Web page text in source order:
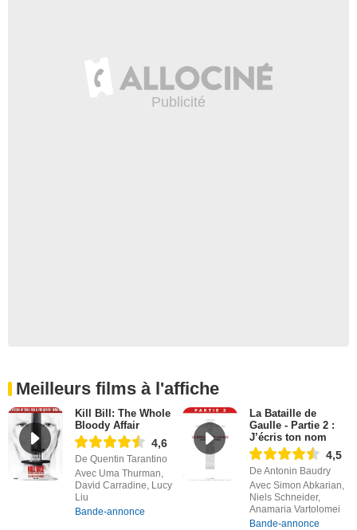
Meilleurs films à l'affiche
Kill Bill: The Whole
Bloody Affair
4,6
De Quentin Tarantino
Avec Uma Thurman,
David Carradine, Lucy
Liu
Bande-annonce
La Bataille de
Gaulle - Partie 2 :
J’écris ton nom
4,5
De Antonin Baudry
Avec Simon Abkarian,
Niels Schneider,
Anamaria Vartolomei
Bande-annonce